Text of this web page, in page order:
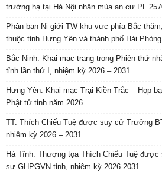
trường hạ tại Hà Nội nhân mùa an cư
Phân ban Ni giới TW khu vực phía Bắc
thuộc tỉnh Hưng Yên và thành phố Hải Phòng
Bắc Ninh: Khai mạc trang trọng Phiên thứ
tỉnh lần thứ I, nhiệm kỳ 2026 – 2031
Hưng Yên: Khai mạc Trại Kiền Trắc – Họp
Phật tử tỉnh năm 2026
TT. Thích Chiếu Tuệ được suy cử Trưởng
nhiệm kỳ 2026 – 2031
Hà Tĩnh: Thượng tọa Thích Chiếu Tuệ
sự GHPGVN tỉnh, nhiệm kỳ 2026-2031